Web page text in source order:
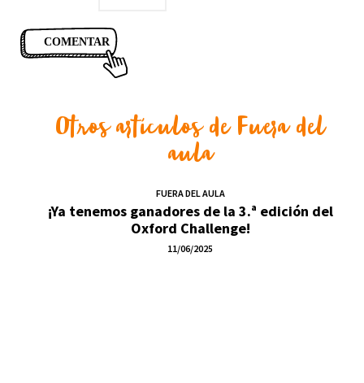
Otros artículos deFuera del
aula
FUERA DEL AULA
¡Ya tenemos ganadores de la 3.ª edición del
Oxford Challenge!
11/06/2025